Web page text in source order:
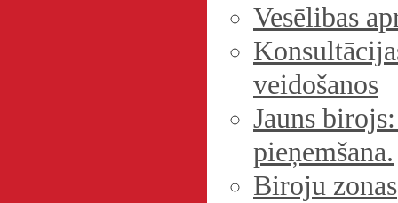
Vesēlibas
veidošanos
Jauns
pieņemšana.
Biroju zonas